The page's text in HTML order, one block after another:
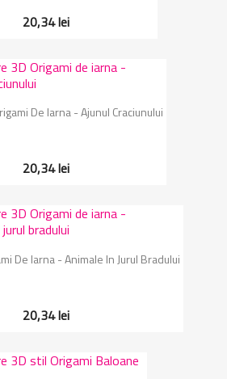
20,34 lei
De Iarna - Ajunul Craciunului
20,34 lei
De Iarna - Animale In Jurul Bradului
20,34 lei